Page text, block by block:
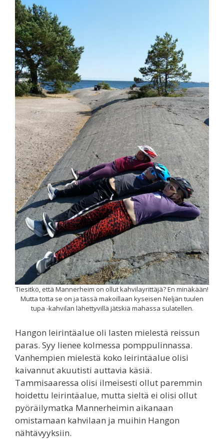
Tiesitkö, että Mannerheim on ollut kahvilayrittäjä? En minäkään!
Mutta totta se on ja tässä makoillaan kyseisen Neljän tuulen
tupa -kahvilan lähettyvillä jätskiä mahassa sulatellen.
Hangon leirintäalue oli lasten mielestä reissun
paras. Syy lienee kolmessa pomppulinnassa.
Vanhempien mielestä koko leirintäalue olisi
kaivannut akuutisti auttavia käsiä.
Tammisaaressa olisi ilmeisesti ollut paremmin
hoidettu leirintäalue, mutta sieltä ei olisi ollut
pyöräilymatka Mannerheimin aikanaan
omistamaan kahvilaan ja muihin Hangon
nähtävyyksiin.